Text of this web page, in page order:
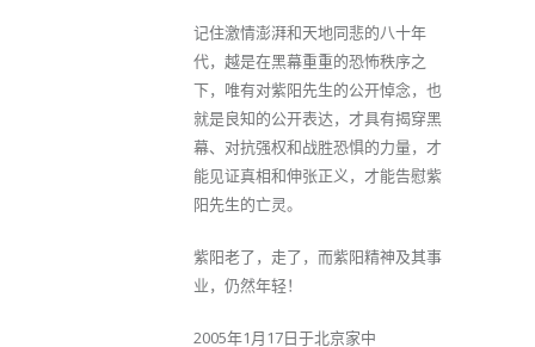
记住激情澎湃和天地同悲的八十年
代，越是在黑幕重重的恐怖秩序之
下，唯有对紫阳先生的公开悼念，也
就是良知的公开表达，才具有揭穿黑
幕、对抗强权和战胜恐惧的力量，才
能见证真相和伸张正义，才能告慰紫
阳先生的亡灵。
紫阳老了，走了，而紫阳精神及其事
业，仍然年轻！
2005年1月17日于北京家中